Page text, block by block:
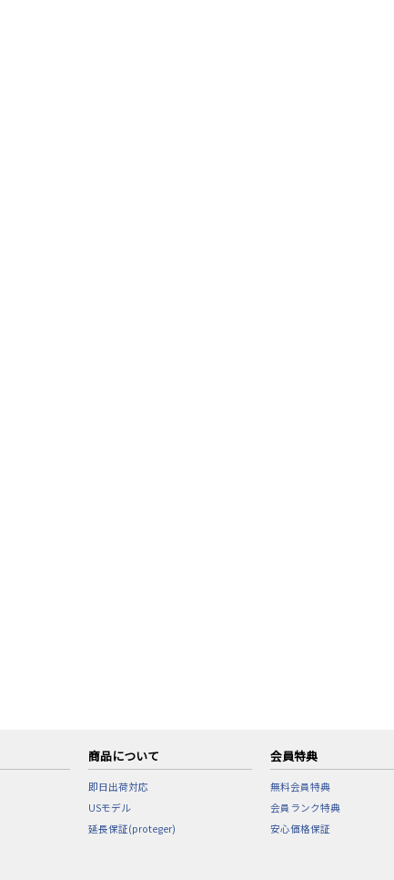
商品について
即日出荷対応
USモデル
延長保証(proteger)
会員特典
無料会員特典
会員ランク特典
安心価格保証